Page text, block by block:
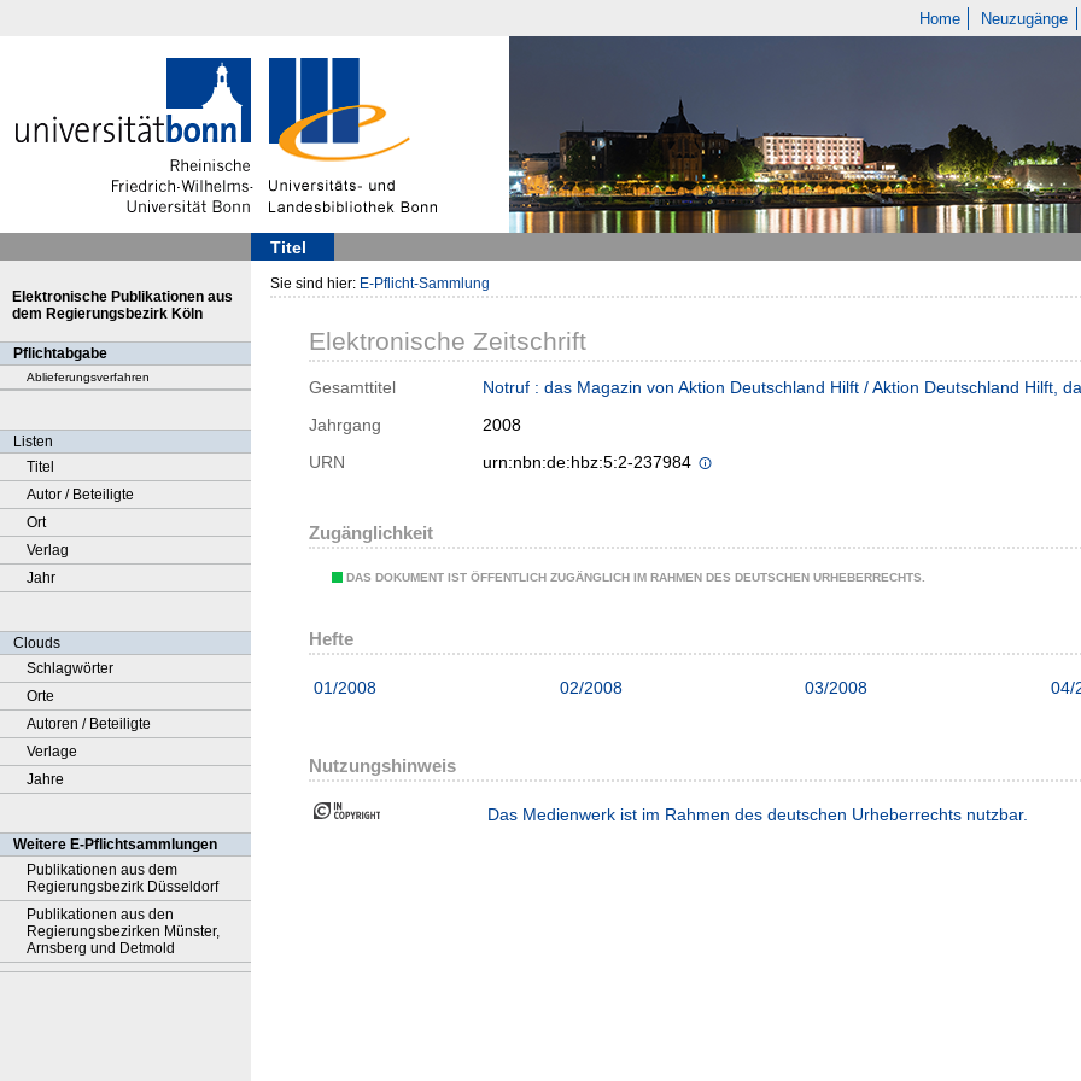
Home Neuzugänge
Titel
Elektronische Publikationen aus
dem Regierungsbezirk Köln
Pflichtabgabe
Ablieferungsverfahren
Listen
Titel
Autor / Beteiligte
Ort
Verlag
Jahr
Clouds
Schlagwörter
Orte
Autoren / Beteiligte
Verlage
Jahre
Weitere E-Pflichtsammlungen
Publikationen aus dem
Regierungsbezirk Düsseldorf
Publikationen aus den
Regierungsbezirken Münster,
Arnsberg und Detmold
Sie sind hier: E-Pflicht-Sammlung
Elektronische Zeitschrift
Gesamttitel
Notruf : das Magazin von Aktion Deutschland Hilft / Aktion Deutschland Hilft,
Jahrgang
2008
URN
urn:nbn:de:hbz:5:2-237984
Zugänglichkeit
DAS DOKUMENT IST ÖFFENTLICH ZUGÄNGLICH IM RAHMEN DES DEUTSCHEN URHEBERRECHTS.
Hefte
01/2008 02/2008 03/2008 04/
Nutzungshinweis
Das Medienwerk ist im Rahmen des deutschen Urheberrechts nutzbar.